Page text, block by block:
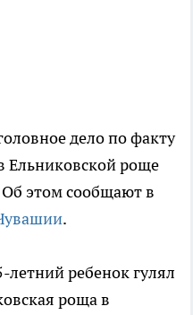
дело по факту
Ельниковской роще
Об этом сообщают в
.
ребенок гулял
роща в